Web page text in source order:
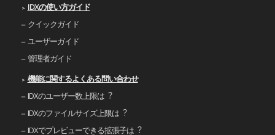
IDXの使い⽅ガイド
クイックガイド
ユーザーガイド
管理者ガイド
機能に関するよくある問い合わせ
IDXのユーザー数上限は︖
IDXのファイルサイズ上限は︖
IDXでプレビューできる拡張⼦は︖